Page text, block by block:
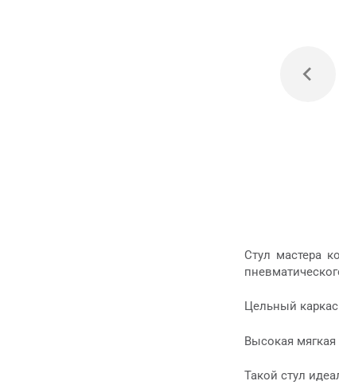
Стул мастера
Цельный
Высокая
Такой стул